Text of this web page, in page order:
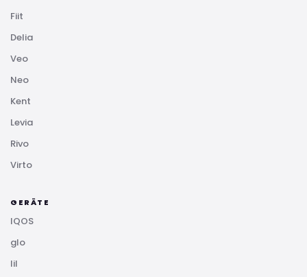
Fiit
Delia
Veo
Neo
Kent
Levia
Rivo
Virto
GERÄTE
IQOS
glo
lil